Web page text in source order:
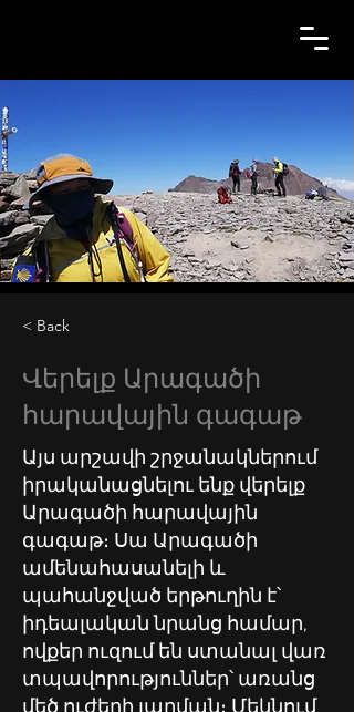
< Back
Վերելք Արագածի
հարավային գագաթ
Այս արշավի շրջանակներում
իրականացնելու ենք վերելք
Արագածի հարավային
գագաթ։ Սա Արագածի
ամենահասանելի և
պահանջված երթուղին է՝
իդեալական նրանց համար,
ովքեր ուզում են ստանալ վառ
տպավորություններ՝ առանց